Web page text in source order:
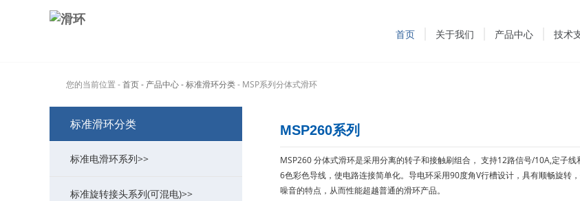
首页 关于我们 产品中心 技术
您的当前位置 -首页- 产品中心- 标准滑环分类- MSP系列分体式滑环
标准滑环分类
标准电滑环系列>>
MT系列过孔式导电滑环
标准旋转接头系列(可混电)>>
MSP260系列
MSP260 分体式滑环是采用分离的转子和接触刷组合， 支持12路信号/10A,定子线
6色彩色导线，使电路连接简单化。导电环采用90度角V行槽设计，具有顺畅旋转
噪音的特点，从而性能超越普通的滑环产品。